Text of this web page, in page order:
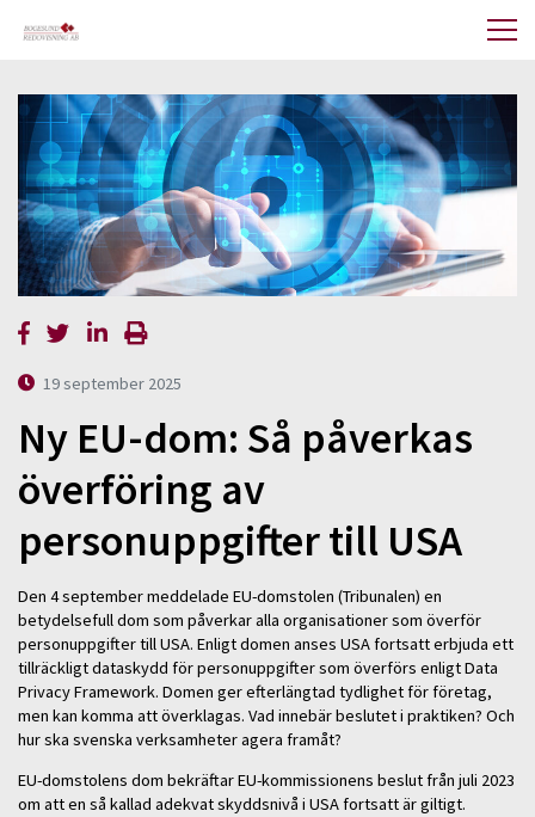
19 september 2025
Ny EU-dom: Så påverkas
överföring av
personuppgifter till USA
Den 4 september meddelade EU-domstolen (Tribunalen) en
betydelsefull dom som påverkar alla organisationer som överför
personuppgifter till USA. Enligt domen anses USA fortsatt erbjuda ett
tillräckligt dataskydd för personuppgifter som överförs enligt Data
Privacy Framework. Domen ger efterlängtad tydlighet för företag,
men kan komma att överklagas. Vad innebär beslutet i praktiken? Och
hur ska svenska verksamheter agera framåt?
EU-domstolens dom bekräftar EU-kommissionens beslut från juli 2023
om att en så kallad adekvat skyddsnivå i USA fortsatt är giltigt.